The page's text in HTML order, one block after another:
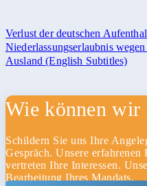
Verlust der deutschen
Niederlassungserlaubnis
Ausland (English Subtitles)
Wie können wir
Schildern Sie uns Ihre
Gespräch. Unsere erfahrenen
vertreten Ihre Interessen.
Bearbeitung Ihres Mandats.